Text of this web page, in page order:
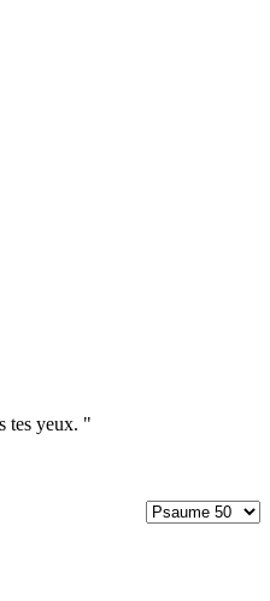
tes yeux. "